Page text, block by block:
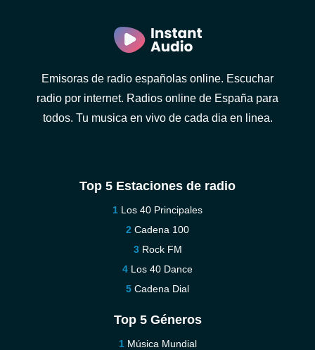
Emisoras de radio españolas online. Escuchar
radio por internet. Radios online de España para
todos. Tu musica en vivo de cada dia en linea.
Top 5 Estaciones de radio
Los 40 Principales
Cadena 100
Rock FM
Los 40 Dance
Cadena Dial
Top 5 Géneros
Música Mundial